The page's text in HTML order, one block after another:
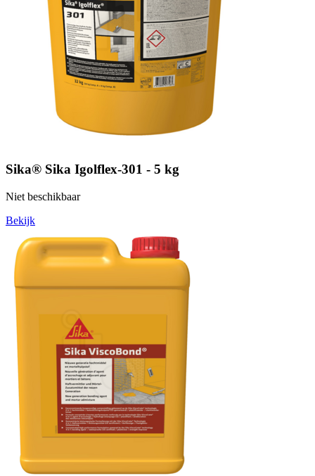
Sika® Sika Igolflex-301 - 5 kg
Niet beschikbaar
Bekijk